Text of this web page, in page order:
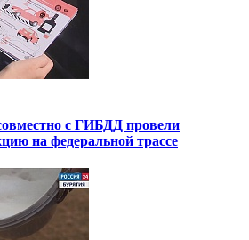
с ГИБДД провели
на федеральной трассе